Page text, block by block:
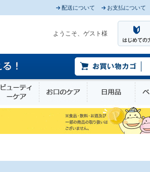
配送について お支払について
ようこそ、ゲスト様
食品 ビューティーケアお口のケア 日用品